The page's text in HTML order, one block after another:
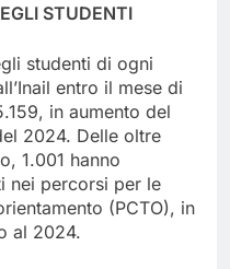
STUDENTI
studenti di ogni
entro il mese di
in aumento del
2024. Delle oltre
1.001 hanno
nei percorsi per le
(PCTO), in
al 2024.